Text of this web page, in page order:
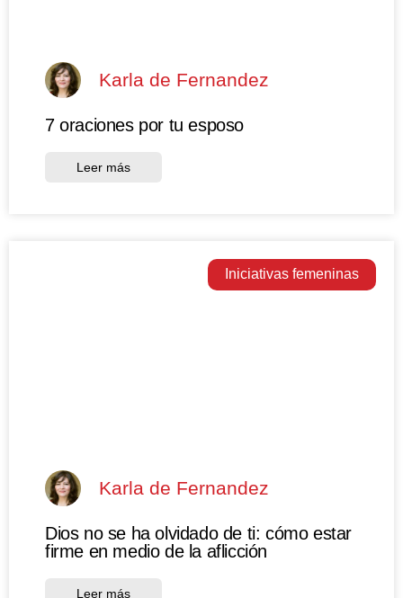
Karla de Fernandez
7 oraciones por tu esposo
Leer más
Iniciativas femeninas
Karla de Fernandez
Dios no se ha olvidado de ti: cómo estar
firme en medio de la aflicción
Leer más